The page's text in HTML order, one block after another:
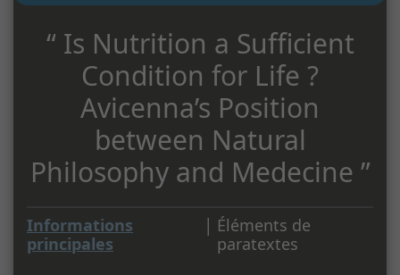
“ Is Nutrition a Sufficient
Condition for Life ?
Avicenna’s Position
between Natural
Philosophy and Medecine ”
Informations
principales
| Éléments de
paratextes